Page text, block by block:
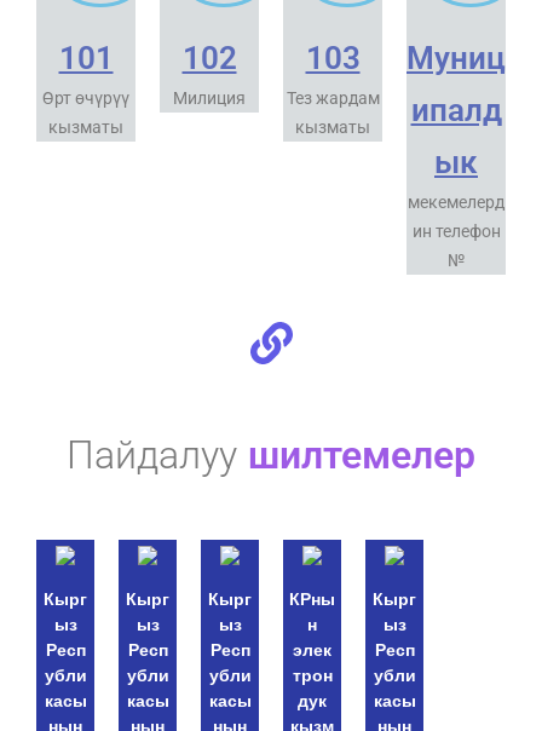
101
Өрт өчүрүү
кызматы
102
Милиция
103
Тез жардам
кызматы
Муниц
ипалд
ык
мекемелерд
ин телефон
№
Пайдалуу шилтемелер
Кырг
ыз
Респ
убли
касы
нын
Кырг
ыз
Респ
убли
касы
нын
Кырг
ыз
Респ
убли
касы
нын
КРны
н
элек
трон
дук
кызм
Кырг
ыз
Респ
убли
касы
нын